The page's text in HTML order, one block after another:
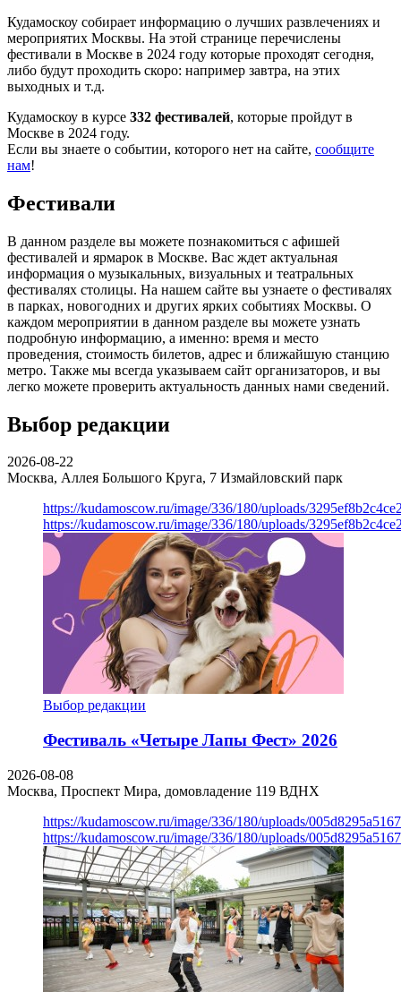
Кудамоскоу собирает информацию о лучших развлечениях и
мероприятих Москвы. На этой странице перечислены
фестивали в Москве в 2024 году которые проходят сегодня,
либо будут проходить скоро: например завтра, на этих
выходных и т.д.
Кудамоскоу в курсе 332 фестивалей, которые пройдут в
Москве в 2024 году.
Если вы знаете о событии, которого нет на сайте, сообщите
нам!
Фестивали
В данном разделе вы можете познакомиться с афишей
фестивалей и ярмарок в Москве. Вас ждет актуальная
информация о музыкальных, визуальных и театральных
фестивалях столицы. На нашем сайте вы узнаете о фестивалях
в парках, новогодних и других ярких событиях Москвы. О
каждом мероприятии в данном разделе вы можете узнать
подробную информацию, а именно: время и место
проведения, стоимость билетов, адрес и ближайшую станцию
метро. Также мы всегда указываем сайт организаторов, и вы
легко можете проверить актуальность данных нами сведений.
Выбор редакции
2026-08-22
Москва, Аллея Большого Круга, 7 Измайловский парк
https://kudamoscow.ru/image/336/180/uploads/
https://kudamoscow.ru/image/336/180/uploads/
Выбор редакции
Фестиваль «Четыре Лапы Фест» 2026
2026-08-08
Москва, Проспект Мира, домовладение 119 ВДНХ
https://kudamoscow.ru/image/336/180/uploads/
https://kudamoscow.ru/image/336/180/uploads/